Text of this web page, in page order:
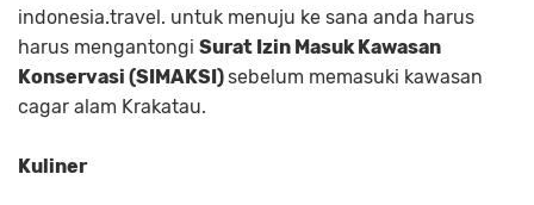
indonesia.travel. untuk menuju ke sana anda harus
harus mengantongi Surat Izin Masuk Kawasan
Konservasi (SIMAKSI)sebelum memasuki kawasan
cagar alam Krakatau.
Kuliner